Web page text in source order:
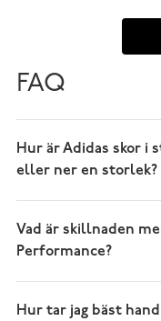
FAQ
Hur är Adidas skor i
eller ner en storlek?
Vad är skillnaden
Performance?
Hur tar jag bäst